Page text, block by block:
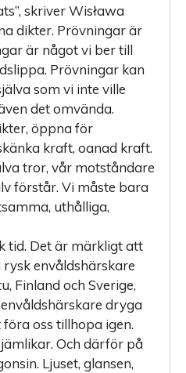
skriver Wisława
dikter. Prövningar är
är något vi ber till
Prövningar kan
som vi inte ville
det omvända.
öppna för
kraft, oanad kraft.
tror, vår motståndare
förstår. Vi måste bara
uthålliga,
tid. Det är märkligt att
envåldshärskare
Finland och Sverige,
dryga
oss tillhopa igen.
Och därför på
Ljuset, glansen,